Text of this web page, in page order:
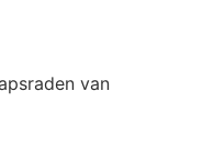
van